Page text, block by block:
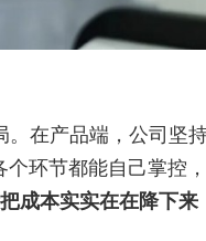
在产品端，公司坚
环节都能自己掌控
成本实实在在降下